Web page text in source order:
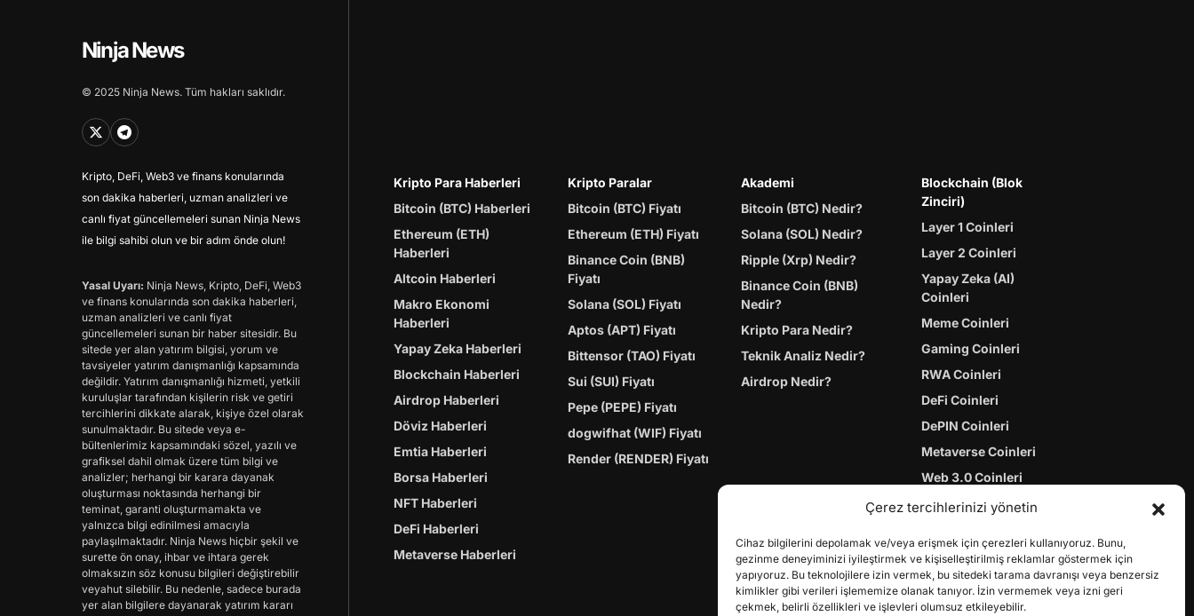
Çerez tercihlerinizi yönetin
Cihaz bilgilerini depolamak ve/veya erişmek için çerezleri kullanıyoruz. Bunu,
gezinme deneyiminizi iyileştirmek ve kişiselleştirilmiş reklamlar göstermek için
yapıyoruz. Bu teknolojilere izin vermek, bu sitedeki tarama davranışı veya benzersiz
kimlikler gibi verileri işlememize olanak tanıyor. İzin vermemek veya izni geri
çekmek, belirli özellikleri ve işlevleri olumsuz etkileyebilir.
Ninja News
© 2025 Ninja News. Tüm hakları saklıdır.
Kripto, DeFi, Web3 ve finans konularında
son dakika haberleri, uzman analizleri ve
canlı fiyat güncellemeleri sunan Ninja News
ile bilgi sahibi olun ve bir adım önde olun!
Yasal Uyarı: Ninja News, Kripto, DeFi, Web3
ve finans konularında son dakika haberleri,
uzman analizleri ve canlı fiyat
güncellemeleri sunan bir haber sitesidir. Bu
sitede yer alan yatırım bilgisi, yorum ve
tavsiyeler yatırım danışmanlığı kapsamında
değildir. Yatırım danışmanlığı hizmeti, yetkili
kuruluşlar tarafından kişilerin risk ve getiri
tercihlerini dikkate alarak, kişiye özel olarak
sunulmaktadır. Bu sitede veya e-
bültenlerimiz kapsamındaki sözel, yazılı ve
grafiksel dahil olmak üzere tüm bilgi ve
analizler; herhangi bir karara dayanak
oluşturması noktasında herhangi bir
teminat, garanti oluşturmamakta ve
yalnızca bilgi edinilmesi amacıyla
paylaşılmaktadır. Ninja News hiçbir şekil ve
surette ön onay, ihbar ve ihtara gerek
olmaksızın söz konusu bilgileri değiştirebilir
veyahut silebilir. Bu nedenle, sadece burada
yer alan bilgilere dayanarak yatırım kararı
Kripto Para Haberleri
Bitcoin (BTC) Haberleri
Ethereum (ETH)
Haberleri
Altcoin Haberleri
Makro Ekonomi
Haberleri
Yapay Zeka Haberleri
Blockchain Haberleri
Airdrop Haberleri
Döviz Haberleri
Emtia Haberleri
Borsa Haberleri
NFT Haberleri
DeFi Haberleri
Metaverse Haberleri
Kripto Paralar
Bitcoin (BTC) Fiyatı
Ethereum (ETH) Fiyatı
Binance Coin (BNB)
Fiyatı
Solana (SOL) Fiyatı
Aptos (APT) Fiyatı
Bittensor (TAO) Fiyatı
Sui (SUI) Fiyatı
Pepe (PEPE) Fiyatı
dogwifhat (WIF) Fiyatı
Render (RENDER) Fiyatı
Akademi
Bitcoin (BTC) Nedir?
Solana (SOL) Nedir?
Ripple (Xrp) Nedir?
Binance Coin (BNB)
Nedir?
Kripto Para Nedir?
Teknik Analiz Nedir?
Airdrop Nedir?
Blockchain (Blok
Zinciri)
Layer 1 Coinleri
Layer 2 Coinleri
Yapay Zeka (AI)
Coinleri
Meme Coinleri
Gaming Coinleri
RWA Coinleri
DeFi Coinleri
DePIN Coinleri
Metaverse Coinleri
Web 3.0 Coinleri
Coin Türevleri